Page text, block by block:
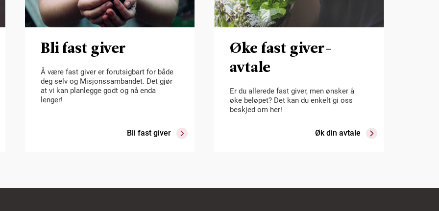
Bli fast giver
Å være fast giver er forutsigbart for både
deg selv og Misjonssambandet. Det gjør
at vi kan planlegge godt og nå enda
lenger!
Bli fast giver
Øke fast giver-
avtale
Er du allerede fast giver, men ønsker å
øke beløpet? Det kan du enkelt gi oss
beskjed om her!
Øk din avtale